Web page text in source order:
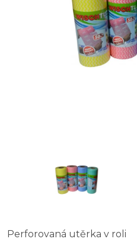
Perforovaná utěrka v roli